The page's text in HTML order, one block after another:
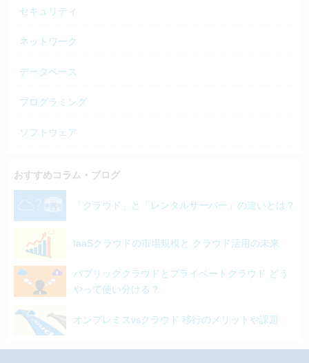
セキュリティ
ネットワーク
データベース
プログラミング
ソフトウェア
おすすめコラム・ブログ
「クラウド」と「レンタルサーバー」の違いとは？
IaaSクラウドの市場規模と クラウド活用の未来
パブリッククラウドとプライベートクラウド どう
やって使い分ける？
オンプレミスvsクラウド 移行のメリットや課題